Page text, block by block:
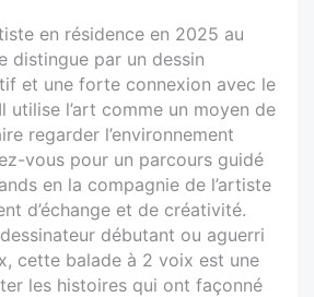
en résidence en 2025 au
distingue par un dessin
et une forte connexion avec le
utilise l’art comme un moyen de
regarder l’environnement
vous pour un parcours guidé
en la compagnie de l’artiste
d’échange et de créativité.
débutant ou aguerri
cette balade à 2 voix est une
les histoires qui ont façonné